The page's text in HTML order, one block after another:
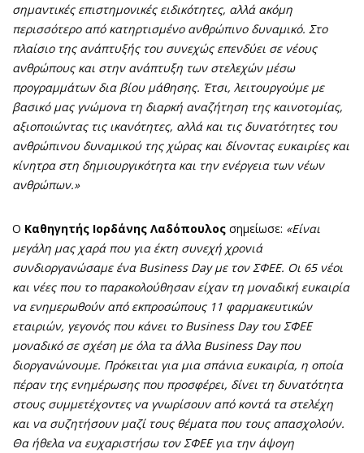
σημαντικές επιστημονικές ειδικότητες, αλλά ακόμη
περισσότερο από κατηρτισμένο ανθρώπινο δυναμικό. Στο
πλαίσιο της ανάπτυξής του συνεχώς επενδύει σε νέους
ανθρώπους και στην ανάπτυξη των στελεχών μέσω
προγραμμάτων δια βίου μάθησης. Έτσι, λειτουργούμε με
βασικό μας γνώμονα τη διαρκή αναζήτηση της καινοτομίας,
αξιοποιώντας τις ικανότητες, αλλά και τις δυνατότητες του
ανθρώπινου δυναμικού της χώρας και δίνοντας ευκαιρίες και
κίνητρα στη δημιουργικότητα και την ενέργεια των νέων
ανθρώπων.»
Ο Καθηγητής Ιορδάνης Λαδόπουλος σημείωσε: «Είναι
μεγάλη μας χαρά που για έκτη συνεχή χρονιά
συνδιοργανώσαμε ένα Business Day με τον ΣΦΕΕ. Οι 65 νέοι
και νέες που το παρακολούθησαν είχαν τη μοναδική ευκαιρία
να ενημερωθούν από εκπροσώπους 11 φαρμακευτικών
εταιριών, γεγονός που κάνει το Business Day του ΣΦΕΕ
μοναδικό σε σχέση με όλα τα άλλα Business Day που
διοργανώνουμε. Πρόκειται για μια σπάνια ευκαιρία, η οποία
πέραν της ενημέρωσης που προσφέρει, δίνει τη δυνατότητα
στους συμμετέχοντες να γνωρίσουν από κοντά τα στελέχη
και να συζητήσουν μαζί τους θέματα που τους απασχολούν.
Θα ήθελα να ευχαριστήσω τον ΣΦΕΕ για την άψογη